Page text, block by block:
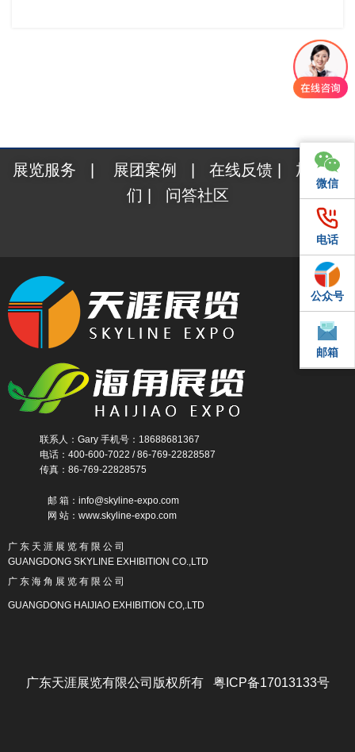
微信
电话
QQ
邮箱
微信
电话
公众号
邮箱
展览服务 展团案例 在线反馈| 加入我
们
问答社区
联系人：Gary 手机号：18688681367
电话：400-600-7022 / 86-769-22828587
传真：86-769-22828575
邮 箱：info@skyline-expo.com
网 站：www.skyline-expo.com
广 东 天 涯 展 览 有 限 公 司
GUANGDONG SKYLINE EXHIBITION CO.,LTD
广 东 海 角 展 览 有 限 公 司
GUANGDONG HAIJIAO EXHIBITION CO,.LTD
广东天涯展览有限公司版权所有 粤ICP备17013133号